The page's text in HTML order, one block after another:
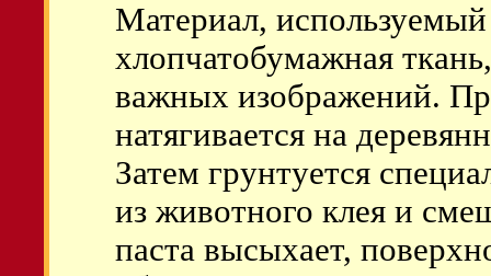
Материал,
хлопчатобумажная
важных изображений.
натягивается на
Затем грунтуется
из животного клея и
паста высыхает,